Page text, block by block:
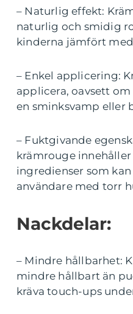
– Naturlig effekt:
naturlig och smidig
kinderna jämfört
– Enkel applicering:
applicera, oavsett
en sminksvamp eller
– Fuktgivande
krämrouge
ingredienser som
användare med torr
Nackdelar:
– Mindre hållbarhet:
mindre hållbart än
kräva touch-ups